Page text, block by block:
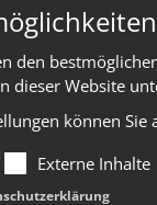
den
dieser Website
können
Externe Inhalte